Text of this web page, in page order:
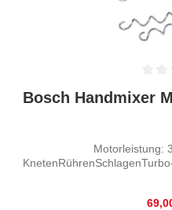
Durchschnittliche
Bosch Handmixer
Motorleistung: